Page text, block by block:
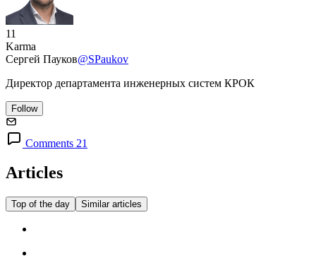
11
Karma
Сергей Пауков@SPaukov
Директор департамента инженерных систем КРОК
Follow
Comments 21
Articles
Top of the day Similar articles